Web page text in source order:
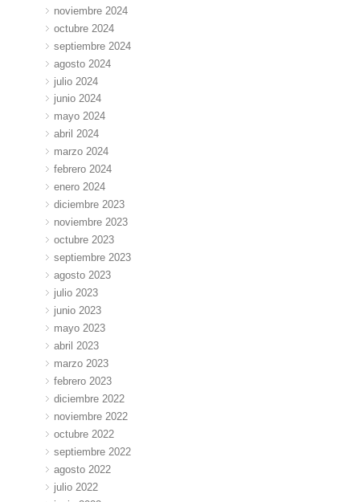
noviembre 2024
octubre 2024
septiembre 2024
agosto 2024
julio 2024
junio 2024
mayo 2024
abril 2024
marzo 2024
febrero 2024
enero 2024
diciembre 2023
noviembre 2023
octubre 2023
septiembre 2023
agosto 2023
julio 2023
junio 2023
mayo 2023
abril 2023
marzo 2023
febrero 2023
diciembre 2022
noviembre 2022
octubre 2022
septiembre 2022
agosto 2022
julio 2022